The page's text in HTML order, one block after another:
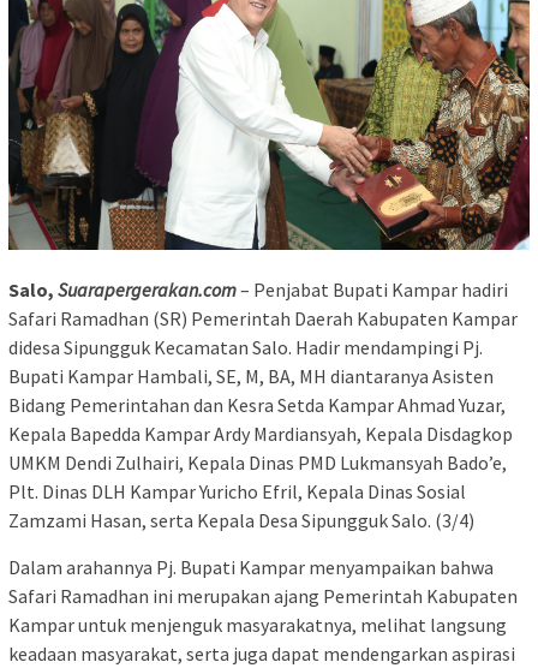
Salo, Suarapergerakan.com– Penjabat Bupati Kampar hadiri
Safari Ramadhan (SR) Pemerintah Daerah Kabupaten Kampar
didesa Sipungguk Kecamatan Salo. Hadir mendampingi Pj.
Bupati Kampar Hambali, SE, M, BA, MH diantaranya Asisten
Bidang Pemerintahan dan Kesra Setda Kampar Ahmad Yuzar,
Kepala Bapedda Kampar Ardy Mardiansyah, Kepala Disdagkop
UMKM Dendi Zulhairi, Kepala Dinas PMD Lukmansyah Bado’e,
Plt. Dinas DLH Kampar Yuricho Efril, Kepala Dinas Sosial
Zamzami Hasan, serta Kepala Desa Sipungguk Salo. (3/4)
Dalam arahannya Pj. Bupati Kampar menyampaikan bahwa
Safari Ramadhan ini merupakan ajang Pemerintah Kabupaten
Kampar untuk menjenguk masyarakatnya, melihat langsung
keadaan masyarakat, serta juga dapat mendengarkan aspirasi